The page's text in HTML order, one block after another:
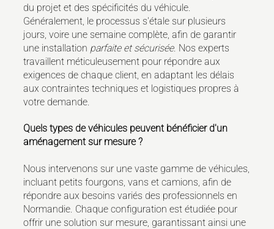
du projet et des spécificités du véhicule.
Généralement, le processus s'étale sur plusieurs
jours, voire une semaine complète, afin de garantir
une installation parfaite et sécurisée. Nos experts
travaillent méticuleusement pour répondre aux
exigences de chaque client, en adaptant les délais
aux contraintes techniques et logistiques propres à
votre demande.
Quels types de véhicules peuvent bénéficier d'un
aménagement sur mesure ?
Nous intervenons sur une vaste gamme de véhicules,
incluant petits fourgons, vans et camions, afin de
répondre aux besoins variés des professionnels en
Normandie. Chaque configuration est étudiée pour
offrir une solution sur mesure, garantissant ainsi une